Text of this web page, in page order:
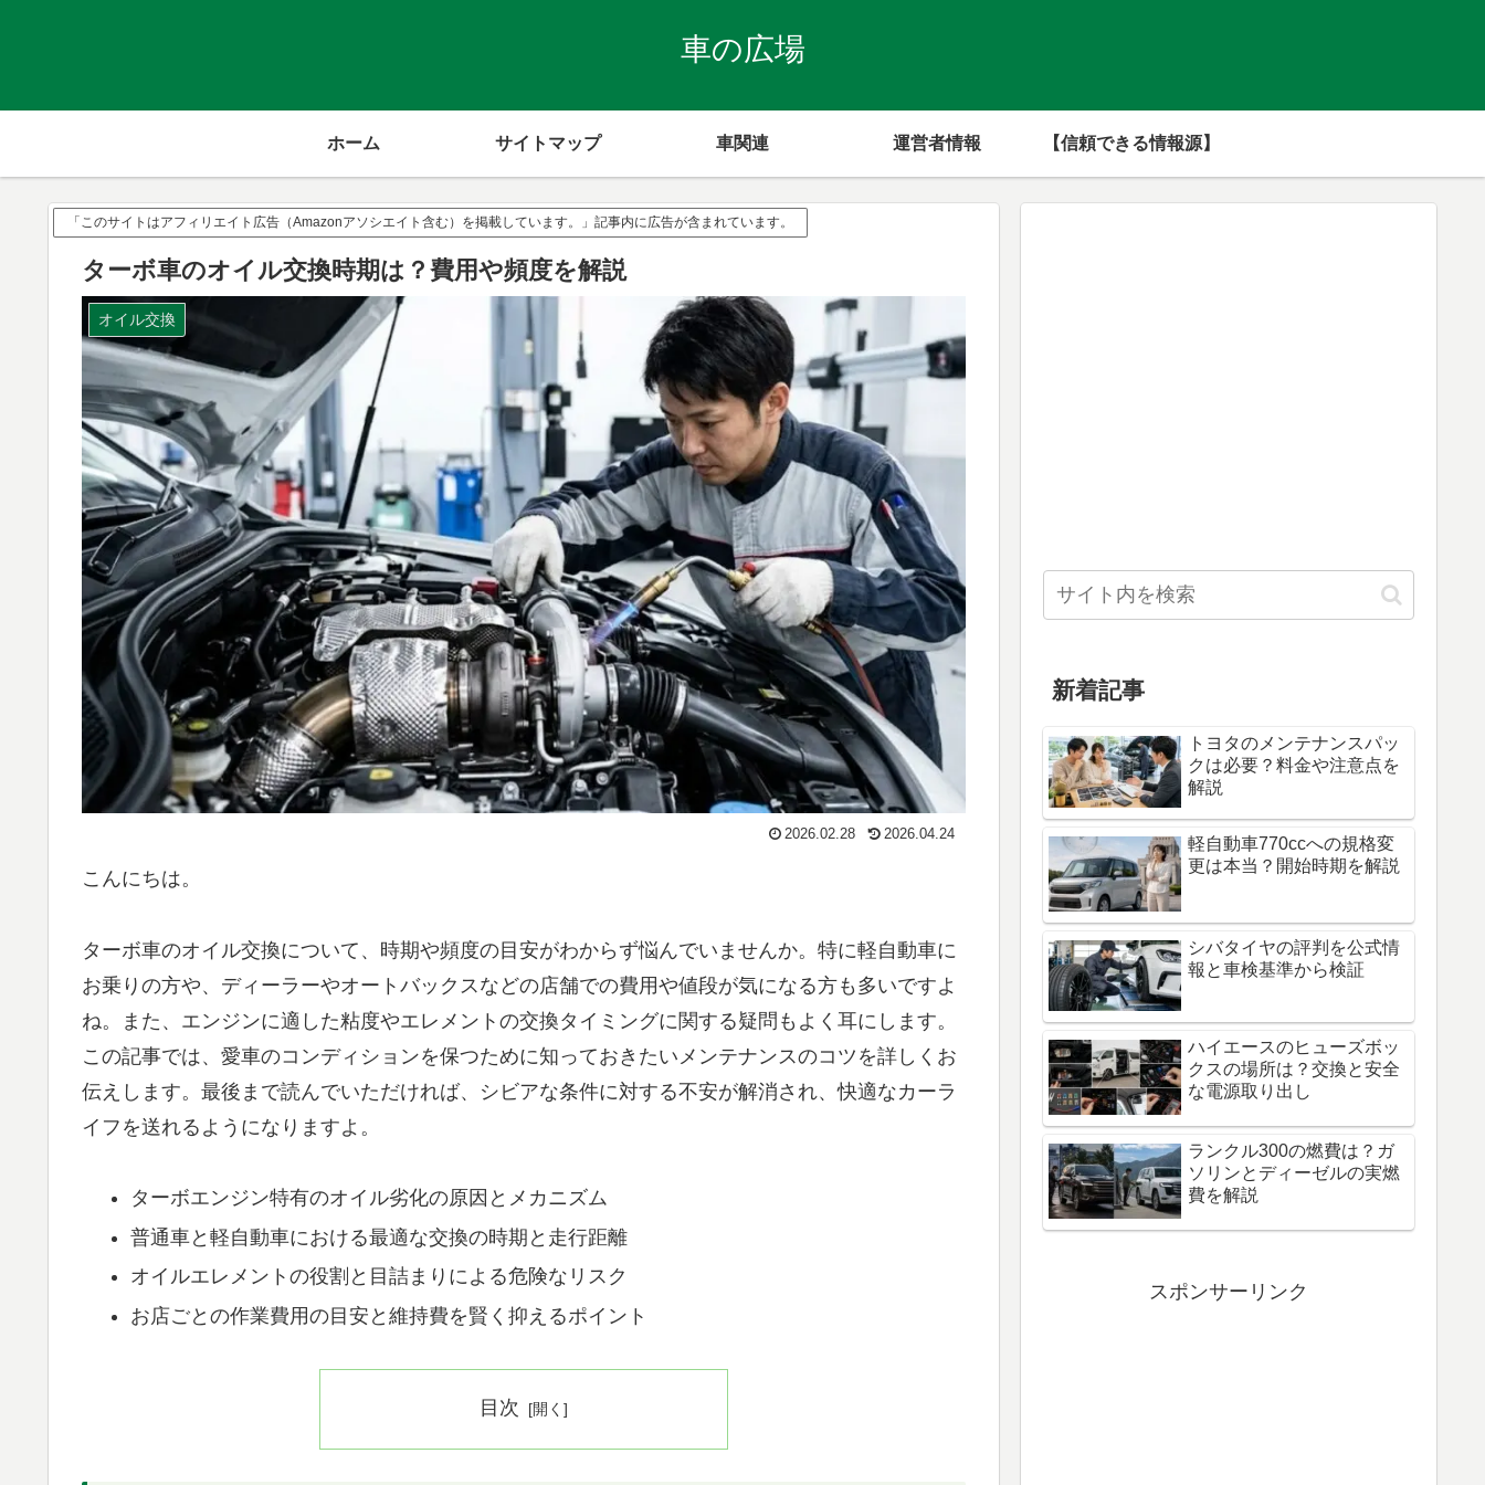
車の広場
ホーム サイトマップ 車関連 運営者情報 【信頼できる情報源】
「このサイトはアフィリエイト広告（Amazonアソシエイト含む）を掲載しています。」記事内に広告が含まれています。
ターボ車のオイル交換時期は？費用や頻度を解説
オイル交換
2026.02.28 2026.04.24
こんにちは。
ターボ車のオイル交換について、時期や頻度の目安がわからず悩んでいませんか。特に軽自動車に
お乗りの方や、ディーラーやオートバックスなどの店舗での費用や値段が気になる方も多いですよ
ね。また、エンジンに適した粘度やエレメントの交換タイミングに関する疑問もよく耳にします。
この記事では、愛車のコンディションを保つために知っておきたいメンテナンスのコツを詳しくお
伝えします。最後まで読んでいただければ、シビアな条件に対する不安が解消され、快適なカーラ
イフを送れるようになりますよ。
ターボエンジン特有のオイル劣化の原因とメカニズム
普通車と軽自動車における最適な交換の時期と走行距離
オイルエレメントの役割と目詰まりによる危険なリスク
お店ごとの作業費用の目安と維持費を賢く抑えるポイント
目次
新着記事
トヨタのメンテナンスパッ
クは必要？料金や注意点を
解説
軽自動車770ccへの規格変
更は本当？開始時期を解説
シバタイヤの評判を公式情
報と車検基準から検証
ハイエースのヒューズボッ
クスの場所は？交換と安全
な電源取り出し
ランクル300の燃費は？ガ
ソリンとディーゼルの実燃
費を解説
スポンサーリンク